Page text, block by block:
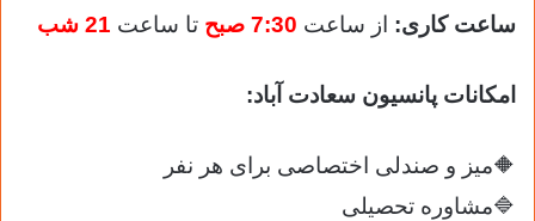
ساعت کاری: از ساعت 7:30 صبح تا ساعت 21 شب
امکانات پانسیون سعادت آباد:
🔶میز و صندلی اختصاصی برای هر نفر
🔷مشاوره تحصیلی